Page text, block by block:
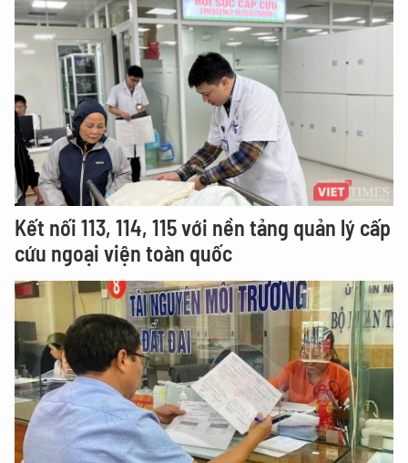
Kết nối 113, 114, 115 với nền tảng quản lý cấp
cứu ngoại viện toàn quốc